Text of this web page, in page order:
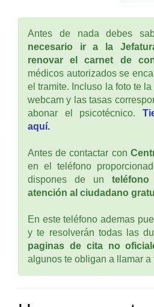
Antes de nada debes
necesario ir a la
renovar el carnet de
médicos autorizados se
el tramite. Incluso la foto te
webcam y las tasas
abonar el psicotécnico.
aquí.
Antes de contactar con
en el teléfono
dispones de un
atención al ciudadano
En este teléfono ademas
y te resolverán todas las
paginas de cita no
algunos te obligan a llamar a